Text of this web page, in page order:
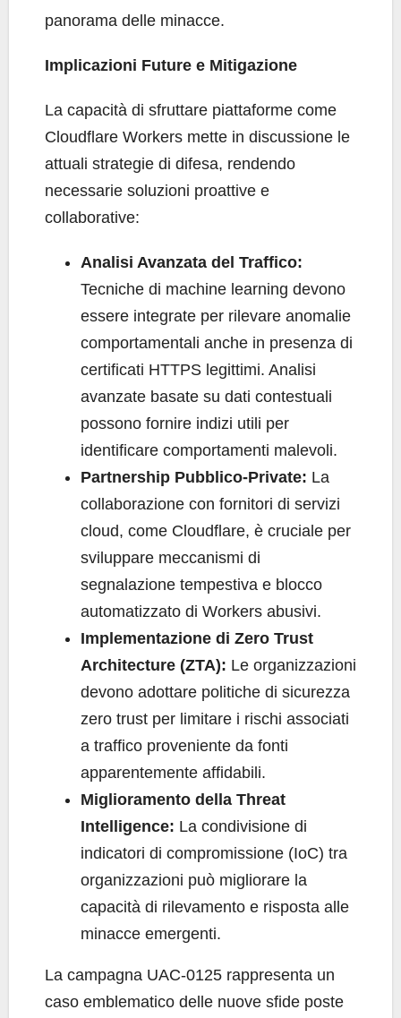
panorama delle minacce.
Implicazioni Future e Mitigazione
La capacità di sfruttare piattaforme come
Cloudflare Workers mette in discussione le
attuali strategie di difesa, rendendo
necessarie soluzioni proattive e
collaborative:
Analisi Avanzata del Traffico:
Tecniche di machine learning devono
essere integrate per rilevare anomalie
comportamentali anche in presenza di
certificati HTTPS legittimi. Analisi
avanzate basate su dati contestuali
possono fornire indizi utili per
identificare comportamenti malevoli.
Partnership Pubblico-Private: La
collaborazione con fornitori di servizi
cloud, come Cloudflare, è cruciale per
sviluppare meccanismi di
segnalazione tempestiva e blocco
automatizzato di Workers abusivi.
Implementazione di Zero Trust
Architecture (ZTA): Le organizzazioni
devono adottare politiche di sicurezza
zero trust per limitare i rischi associati
a traffico proveniente da fonti
apparentemente affidabili.
Miglioramento della Threat
Intelligence: La condivisione di
indicatori di compromissione (IoC) tra
organizzazioni può migliorare la
capacità di rilevamento e risposta alle
minacce emergenti.
La campagna UAC-0125 rappresenta un
caso emblematico delle nuove sfide poste